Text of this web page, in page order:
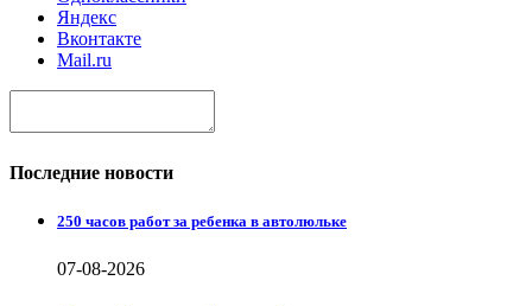
Яндекс
Вконтакте
Mail.ru
Последние новости
250 часов работ за ребенка в автолюльке
07-08-2026